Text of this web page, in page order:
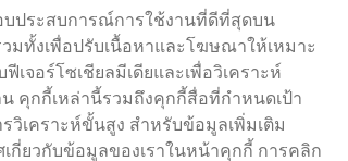
บประสบการณ์การใช้งานที่ดีที่สุดบน
วมทั้งเพื่อปรับเนื้อหาและโฆษณาให้เหมาะ
เจอร์โซเชียลมีเดียและเพื่อวิเคราะห์
คุกกี้เหล่านี้รวมถึงคุกกี้สื่อที่กำหนดเป้า
วิเคราะห์ขั้นสูง สำหรับข้อมูลเพิ่มเติม
กี่ยวกับข้อมูลของเราในหน้าคุกกี้ การคลิก